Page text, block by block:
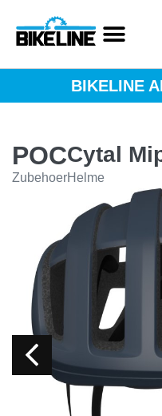
BIKELINE
POCCytal
ZubehoerHelme